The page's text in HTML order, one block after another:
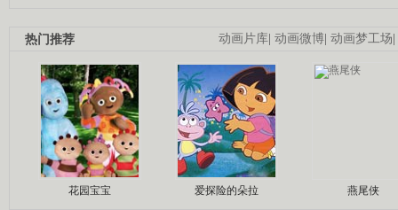
动画片库| 动画微博| 动画梦工场|
热门推荐
花园宝宝 爱探险的朵拉 燕尾侠